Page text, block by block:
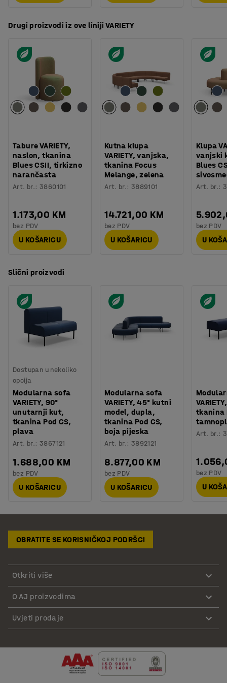
Drugi proizvodi iz ove liniji VARIETY
Tabure VARIETY,
naslon, tkanina
Blues CSII, tirkizno
narančasta
Art. br.:3860101
1.173,00 KM
bez PDV
U KOŠARICU
Kutna klupa
VARIETY, vanjska,
tkanina Focus
Melange, zelena
Art. br.: 3889101
14.721,00 KM
bez PDV
U KOŠARICU
Klupa
vanjski
Blues
Art. br.:
bez PDV
U
Slični proizvodi
Dostupan u nekoliko
opcija
Modularna sofa
VARIETY, 90°
unutarnji kut,
tkanina Pod CS,
plava
Art. br.:3867121
1.688,00 KM
bez PDV
U KOŠARICU
Modularna sofa
VARIETY, 45° kutni
model, dupla,
tkanina Pod CS,
boja pijeska
Art. br.: 3892121
8.877,00 KM
bez PDV
U KOŠARICU
tkanina
Art. br.:
bez PDV
U
OBRATITE SE KORISNIČKOJ PODRŠCI
Otkriti više
O AJ proizvodima
Uvjeti prodaje